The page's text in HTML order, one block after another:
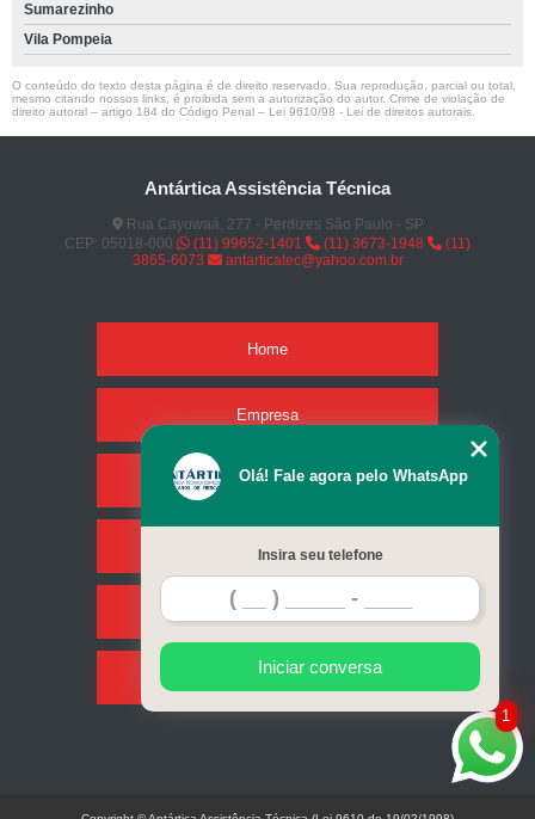
Sumarezinho
Vila Pompeia
O conteúdo do texto desta página é de direito reservado. Sua reprodução, parcial ou total,
mesmo citando nossos links, é proibida sem a autorização do autor. Crime de violação de
direito autoral – artigo 184 do Código Penal – Lei 9610/98 - Lei de direitos autorais
Antártica Assistência Técnica
Rua Cayowaá, 277 - Perdizes São Paulo - SP
CEP: 05018-000
(11) 99652-1401 (11) 3673-1948
(11)
3865-6073
antarticatec@yahoo.com.br
Home
Empresa
Missão
Serviços
Contato
Mapa do site
1
Olá! Fale agora pelo WhatsApp
Insira seu telefone
Iniciar conversa